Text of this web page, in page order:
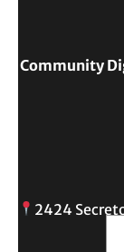
Community
2424